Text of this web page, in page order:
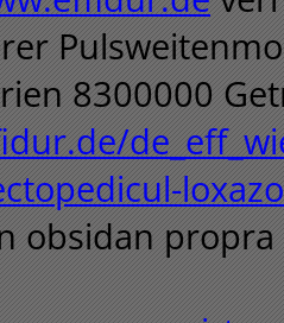
8300000
obsidan